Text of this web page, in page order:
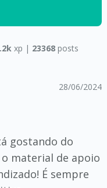
xp | 23368posts
28/06/2024
gostando do
material de apoio
É sempre